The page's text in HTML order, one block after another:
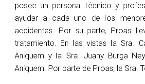
posee un personal técnico y
ayudar a cada uno de los
accidentes. Por su parte, Proas
tratamiento. En las vistas la Sra.
Aniquem y la Sra. Juany Burga
Aniquem. Por parte de Proas, la Sra.